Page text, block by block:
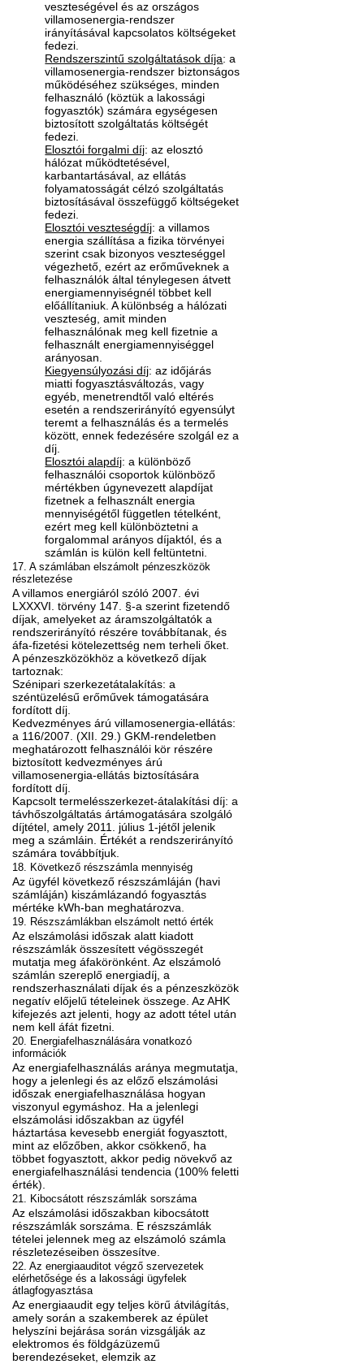
veszteségével és az országos
villamosenergia-rendszer
irányításával kapcsolatos költségeket
fedezi.
Rendszerszintű szolgáltatások díja: a
villamosenergia-rendszer biztonságos
működéséhez szükséges, minden
felhasználó (köztük a lakossági
fogyasztók) számára egységesen
biztosított szolgáltatás költségét
fedezi.
Elosztói forgalmi díj: az elosztó
hálózat működtetésével,
karbantartásával, az ellátás
folyamatosságát célzó szolgáltatás
biztosításával összefüggő költségeket
fedezi.
Elosztói veszteségdíj: a villamos
energia szállítása a fizika törvényei
szerint csak bizonyos veszteséggel
végezhető, ezért az erőműveknek a
felhasználók által ténylegesen átvett
energiamennyiségnél többet kell
előállítaniuk. A különbség a hálózati
veszteség, amit minden
felhasználónak meg kell fizetnie a
felhasznált energiamennyiséggel
arányosan.
Kiegyensúlyozási díj: az időjárás
miatti fogyasztásváltozás, vagy
egyéb, menetrendtől való eltérés
esetén a rendszerirányító egyensúlyt
teremt a felhasználás és a termelés
között, ennek fedezésére szolgál ez a
díj.
Elosztói alapdíj: a különböző
felhasználói csoportok különböző
mértékben úgynevezett alapdíjat
fizetnek a felhasznált energia
mennyiségétől független tételként,
ezért meg kell különböztetni a
forgalommal arányos díjaktól, és a
számlán is külön kell feltüntetni.
17. A számlában elszámolt pénzeszközök
részletezése
A villamos energiáról szóló 2007. évi
LXXXVI. törvény 147. §-a szerint fizetendő
díjak, amelyeket az áramszolgáltatók a
rendszerirányító részére továbbítanak, és
áfa-fizetési kötelezettség nem terheli őket.
A pénzeszközökhöz a következő díjak
tartoznak:
Szénipari szerkezetátalakítás: a
széntüzelésű erőművek támogatására
fordított díj.
Kedvezményes árú villamosenergia-ellátás:
a 116/2007. (XII. 29.) GKM-rendeletben
meghatározott felhasználói kör részére
biztosított kedvezményes árú
villamosenergia-ellátás biztosítására
fordított díj.
Kapcsolt termelésszerkezet-átalakítási díj: a
távhőszolgáltatás ártámogatására szolgáló
díjtétel, amely 2011. július 1-jétől jelenik
meg a számláin. Értékét a rendszerirányító
számára továbbítjuk.
18. Következő részszámla mennyiség
Az ügyfél következő részszámláján (havi
számláján) kiszámlázandó fogyasztás
mértéke kWh-ban meghatározva.
19. Részszámlákban elszámolt nettó érték
Az elszámolási időszak alatt kiadott
részszámlák összesített végösszegét
mutatja meg áfakörönként. Az elszámoló
számlán szereplő energiadíj, a
rendszerhasználati díjak és a pénzeszközök
negatív előjelű tételeinek összege. Az AHK
kifejezés azt jelenti, hogy az adott tétel után
nem kell áfát fizetni.
20. Energiafelhasználására vonatkozó
információk
Az energiafelhasználás aránya megmutatja,
hogy a jelenlegi és az előző elszámolási
időszak energiafelhasználása hogyan
viszonyul egymáshoz. Ha a jelenlegi
elszámolási időszakban az ügyfél
háztartása kevesebb energiát fogyasztott,
mint az előzőben, akkor csökkenő, ha
többet fogyasztott, akkor pedig növekvő az
energiafelhasználási tendencia (100% feletti
érték).
21. Kibocsátott részszámlák sorszáma
Az elszámolási időszakban kibocsátott
részszámlák sorszáma. E részszámlák
tételei jelennek meg az elszámoló számla
részletezéseiben összesítve.
22. Az energiaauditot végző szervezetek
elérhetősége és a lakossági ügyfelek
átlagfogyasztása
Az energiaaudit egy teljes körű átvilágítás,
amely során a szakemberek az épület
helyszíni bejárása során vizsgálják az
elektromos és földgázüzemű
berendezéseket, elemzik az